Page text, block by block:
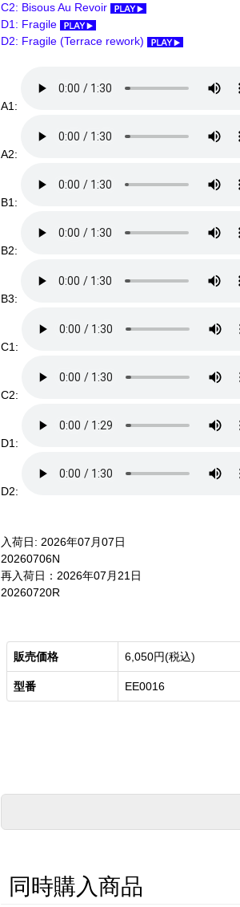
C2: Bisous Au Revoir
D1: Fragile
D2: Fragile (Terrace rework)
A1:
A2:
B1:
B2:
B3:
C1:
C2:
D1:
D2:
入荷日: 2026年07月07日
20260706N
再入荷日：2026年07月21日
20260720R
販売価格 6,050円(税込)
型番 EE0016
同時購入商品